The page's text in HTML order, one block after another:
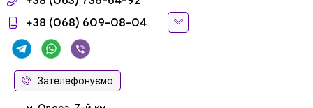
+38 (068) 609-08-04
Зателефонуємо